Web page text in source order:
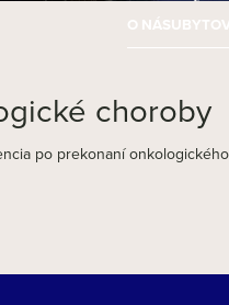
O NÁS
choroby
po prekonaní